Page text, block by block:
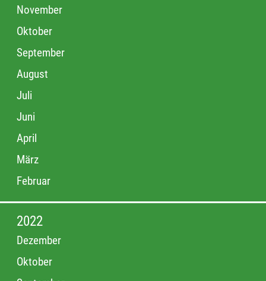
November
Oktober
September
August
Juli
Juni
April
März
Februar
2022
Dezember
Oktober